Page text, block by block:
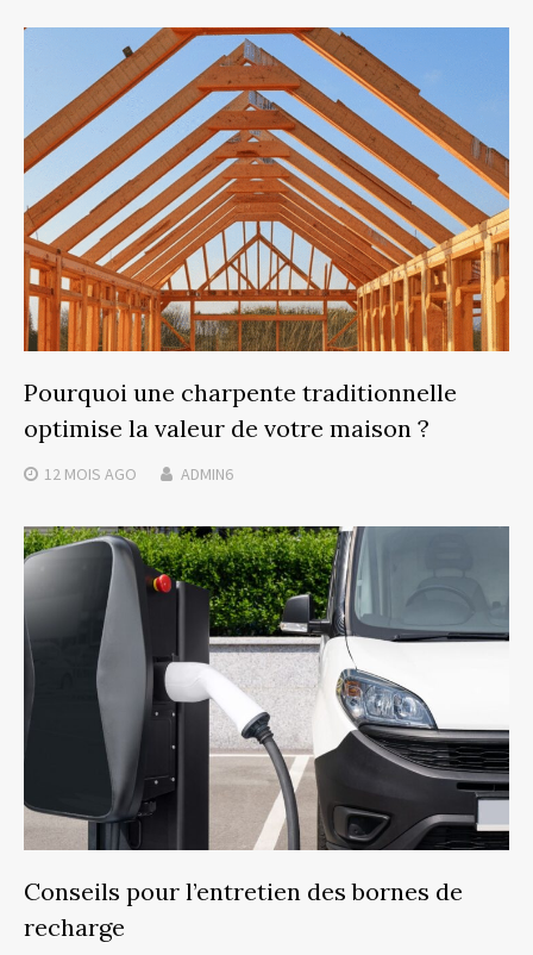
Pourquoi une charpente traditionnelle
optimise la valeur de votre maison ?
12 MOIS AGO ADMIN6
Conseils pour l’entretien des bornes de
recharge